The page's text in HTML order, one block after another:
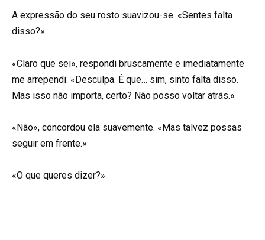
A expressão do seu rosto suavizou-se. «Sentes falta
disso?»
«Claro que sei», respondi bruscamente e imediatamente
me arrependi. «Desculpa. É que… sim, sinto falta disso.
Mas isso não importa, certo? Não posso voltar atrás.»
«Não», concordou ela suavemente. «Mas talvez possas
seguir em frente.»
«O que queres dizer?»